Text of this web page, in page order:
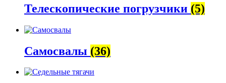
Телескопические погрузчики (5)
Самосвалы (36)